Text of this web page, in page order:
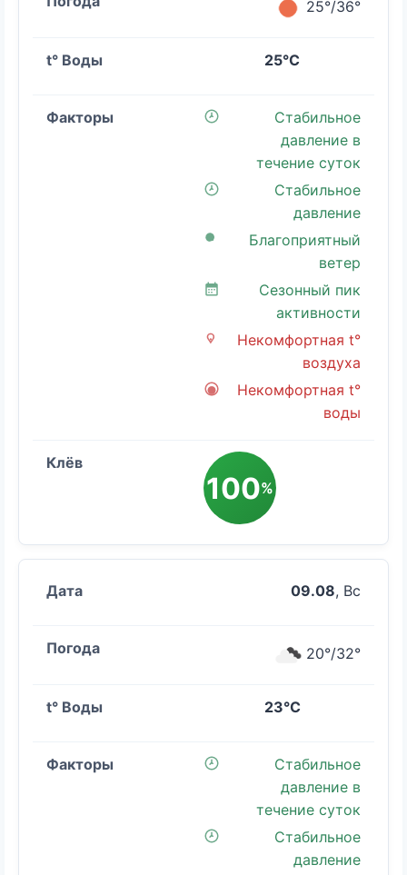
25°/36°
25°C
Стабильное
давление в
течение суток
Стабильное
давление
Благоприятный
ветер
Сезонный пик
активности
Некомфортная t°
воздуха
Некомфортная t°
воды
100%
09.08, Вс
20°/32°
23°C
Стабильное
давление в
течение суток
Стабильное
давление